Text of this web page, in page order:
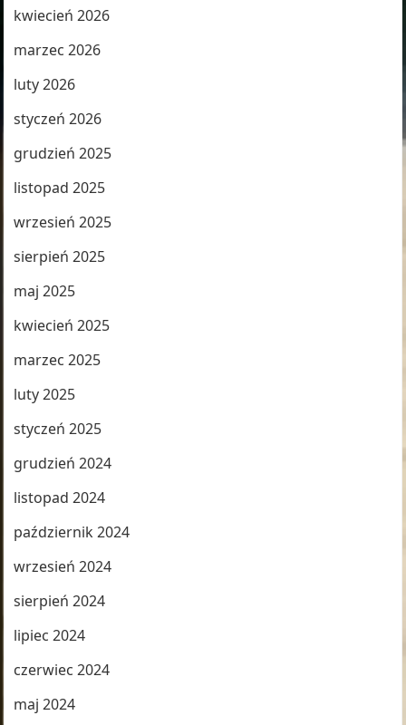
kwiecień 2026
marzec 2026
luty 2026
styczeń 2026
grudzień 2025
listopad 2025
wrzesień 2025
sierpień 2025
maj 2025
kwiecień 2025
marzec 2025
luty 2025
styczeń 2025
grudzień 2024
listopad 2024
październik 2024
wrzesień 2024
sierpień 2024
lipiec 2024
czerwiec 2024
maj 2024